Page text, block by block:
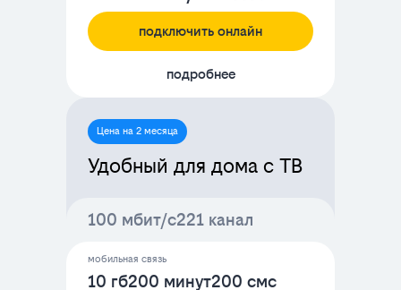
подключить онлайн
подробнее
Цена на 2 месяца
Удобный для дома с ТВ
100 мбит/с221 канал
мобильная связь
10 гб200 минут200 смс